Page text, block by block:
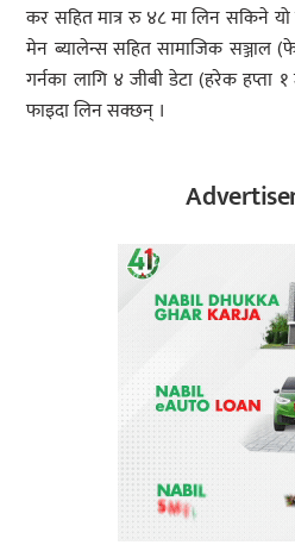
कर सहित मात्र रु ४८ मा लिन सकिने यो
मेन ब्यालेन्स सहित सामाजिक सञ्जाल
गर्नका लागि ४ जीबी डेटा (हरेक हप्ता
फाइदा लिन सक्छन् ।